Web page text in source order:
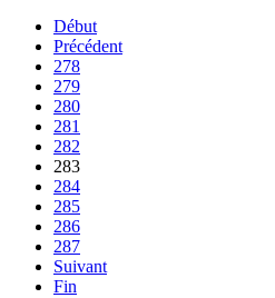
Début
Précédent
278
279
280
281
282
283
284
285
286
287
Suivant
Fin